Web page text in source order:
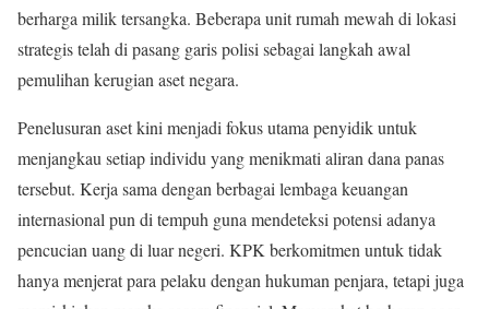
berharga milik tersangka. Beberapa unit rumah mewah di lokasi
strategis telah di pasang garis polisi sebagai langkah awal
pemulihan kerugian aset negara.
Penelusuran aset kini menjadi fokus utama penyidik untuk
menjangkau setiap individu yang menikmati aliran dana panas
tersebut. Kerja sama dengan berbagai lembaga keuangan
internasional pun di tempuh guna mendeteksi potensi adanya
pencucian uang di luar negeri. KPK berkomitmen untuk tidak
hanya menjerat para pelaku dengan hukuman penjara, tetapi juga